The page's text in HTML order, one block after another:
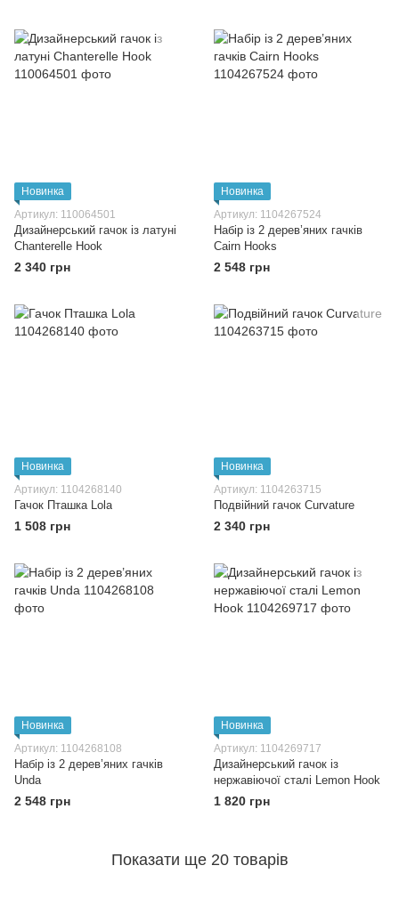
Новинка
Артикул: 110064501
Дизайнерський гачок із латуні
Chanterelle Hook
2 340 грн
Новинка
Артикул: 1104267524
Набір із 2 дерев’яних гачків
Cairn Hooks
2 548 грн
Новинка
Артикул: 1104268140
Гачок Пташка Lola
1 508 грн
Новинка
Артикул: 1104263715
Подвійний гачок Curvature
2 340 грн
Новинка
Артикул: 1104268108
Набір із 2 дерев’яних гачків
Unda
2 548 грн
Новинка
Артикул: 1104269717
Дизайнерський гачок із
нержавіючої сталі Lemon Hook
1 820 грн
Показати ще 20 товарів